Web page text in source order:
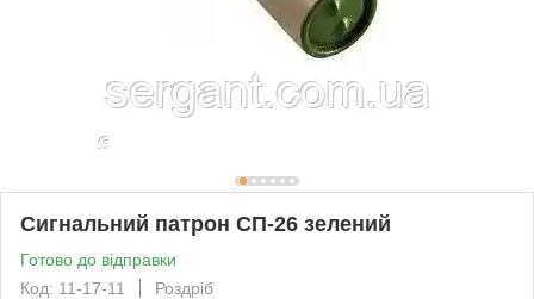
Сигнальний патрон СП-26 зелений
Готово до відправки
Код: 11-17-11
Роздріб